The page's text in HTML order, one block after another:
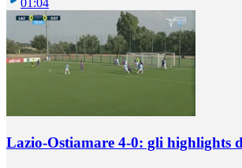
01:04
Lazio-Ostiamare 4-0: gli highlights